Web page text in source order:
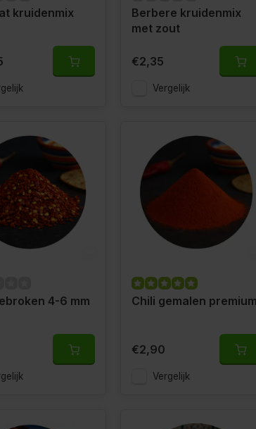
kruidenmix
Berbere kruidenmix
met zout
€2,35
Vergelijk
4-6 mm Chili gemalen premium
€2,90
Vergelijk